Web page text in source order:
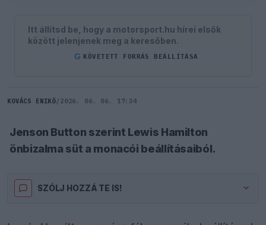
Itt állítsd be, hogy a motorsport.hu hírei elsők
között jelenjenek meg a keresőben.
G KÖVETETT FORRÁS BEÁLLÍTÁSA
KOVÁCS ENIKŐ/ 2026. 06. 06. 17:34
Jenson Button szerint Lewis Hamilton
önbizalma süt a monacói beállításaiból.
SZÓLJ HOZZÁ TE IS!